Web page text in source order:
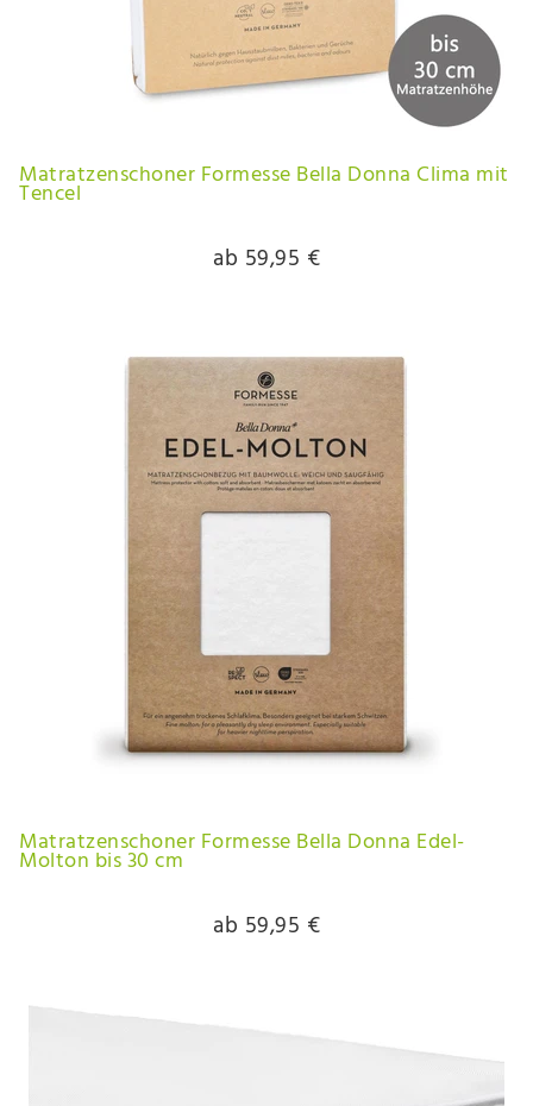
Matratzenschoner Formesse Bella Donna Clima mit
Tencel
ab 59,95 €
Matratzenschoner Formesse Bella Donna Edel-
Molton bis 30 cm
ab 59,95 €